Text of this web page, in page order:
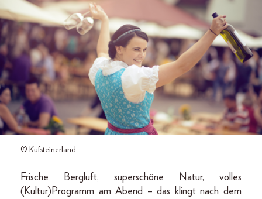
© Kufsteinerland
Frische Bergluft, superschöne Natur, volles
(Kultur)Programm am Abend – das klingt nach dem